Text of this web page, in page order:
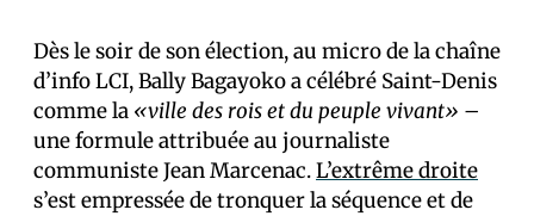
Dès le soir de son élection, au micro de la chaîne
d’info LCI, Bally Bagayoko a célébré Saint-Denis
comme la «ville des rois et du peuple vivant» –
une formule attribuée au journaliste
communiste Jean Marcenac.L’extrême droite
s’est empressée de tronquer la séquence et de